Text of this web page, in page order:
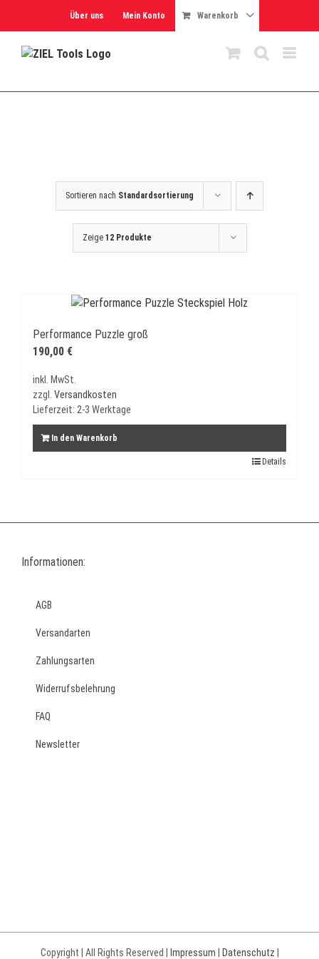
Über uns Mein Konto Warenkorb
Sortieren nach Standardsortierung
Zeige 12 Produkte
Performance Puzzle groß
190,00 €
inkl. MwSt.
zzgl. Versandkosten
Lieferzeit: 2-3 Werktage
In den Warenkorb
Details
Informationen:
AGB
Versandarten
Zahlungsarten
Widerrufsbelehrung
FAQ
Newsletter
Copyright | All Rights Reserved | Impressum Datenschutz